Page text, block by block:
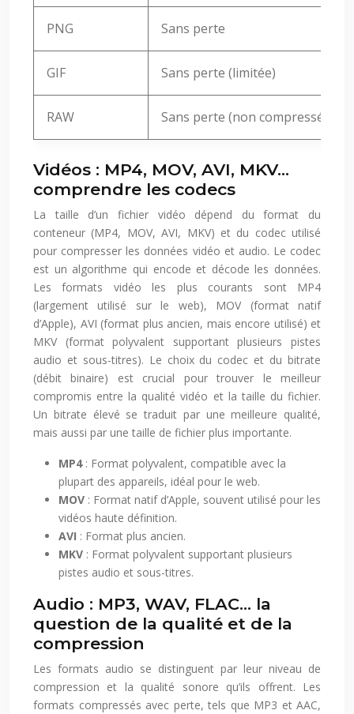
PNG Sans perte
GIF Sans perte (limitée)
RAW Sans perte (non compressée)
Vidéos : MP4, MOV, AVI, MKV…
comprendre les codecs
La taille d’un fichier vidéo dépend du format du
conteneur (MP4, MOV, AVI, MKV) et du codec utilisé
pour compresser les données vidéo et audio. Le codec
est un algorithme qui encode et décode les données.
Les formats vidéo les plus courants sont MP4
(largement utilisé sur le web), MOV (format natif
d’Apple), AVI (format plus ancien, mais encore utilisé) et
MKV (format polyvalent supportant plusieurs pistes
audio et sous-titres). Le choix du codec et du bitrate
(débit binaire) est crucial pour trouver le meilleur
compromis entre la qualité vidéo et la taille du fichier.
Un bitrate élevé se traduit par une meilleure qualité,
mais aussi par une taille de fichier plus importante.
MP4 : Format polyvalent, compatible avec la
plupart des appareils, idéal pour le web.
MOV : Format natif d’Apple, souvent utilisé pour les
vidéos haute définition.
AVI : Format plus ancien.
MKV : Format polyvalent supportant plusieurs
pistes audio et sous-titres.
Audio : MP3, WAV, FLAC… la
question de la qualité et de la
compression
Les formats audio se distinguent par leur niveau de
compression et la qualité sonore qu’ils offrent. Les
formats compressés avec perte, tels que MP3 et AAC,